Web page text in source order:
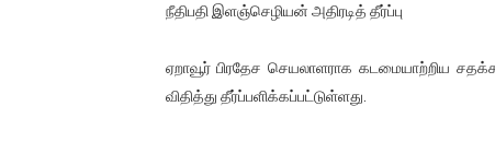
நீதிபதி இளஞ்செழியன் அதிரடித் தீர்ப்பு
ஏறாவூர் பிரதேச செயலாளராக கடமையாற்றிய
விதித்து தீர்ப்பளிக்கப்பட்டுள்ளது.